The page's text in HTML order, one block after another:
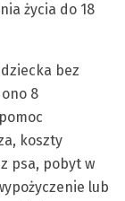
życia do 18
bez
8
koszty
psa, pobyt w
lub